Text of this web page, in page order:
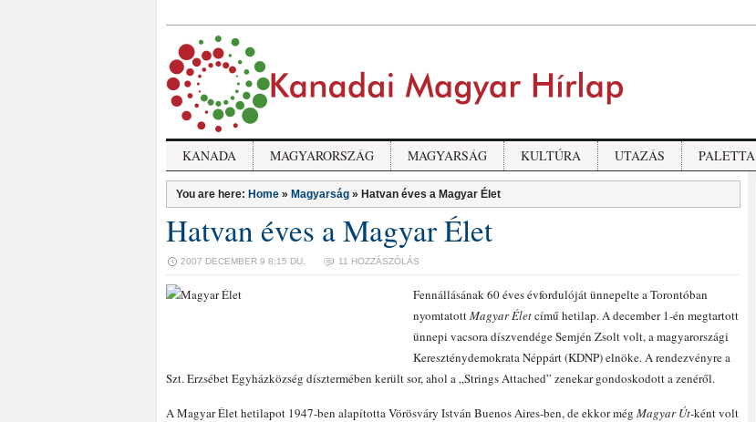
KANADA MAGYARORSZÁG MAGYARSÁG KULTÚRA UTAZÁS PALETTA
You are here: Home » Magyarság » Hatvan éves a Magyar Élet
Hatvan éves a Magyar Élet
2007 DECEMBER 9 8:15 DU. 11 HOZZÁSZÓLÁS
Fennállásának 60 éves évfordulóját ünnepelte a Torontóban
nyomtatottMagyar Életcímű hetilap. A december 1-én megtartott
ünnepi vacsora díszvendége Semjén Zsolt volt, a magyarországi
Kereszténydemokrata Néppárt (KDNP) elnöke. A rendezvényre a
Szt. Erzsébet Egyházközség dísztermében került sor, ahol a „Strings Attached” zenekar gondoskodott a zenéről.
A Magyar Élet hetilapot 1947-ben alapította Vörösváry István Buenos Aires-ben, de ekkor még Magyar Út-ként volt